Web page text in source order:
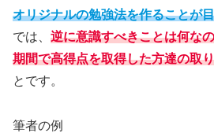
オリジナルの勉強法を作ることが
では、 逆に意識すべきことは何な
期間で高得点を取得した方達の取
とです。
筆者の例